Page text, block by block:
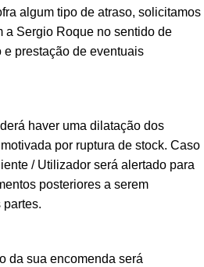
algum tipo de atraso, solicitamos
a Sergio Roque no sentido de
prestação de eventuais
haver uma dilatação dos
por ruptura de stock. Caso
/ Utilizador será alertado para
posteriores a serem
partes.
da sua encomenda será